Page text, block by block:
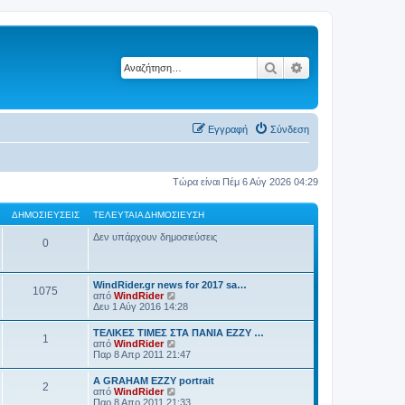
Αναζήτηση
Σύνδεση
Εγγραφή
Τώρα είναι Πέμ 6 Αύγ 2026 04:29
ΔΗΜΟΣΙΕΎΣΕΙΣ ΤΕΛΕΥΤΑΊΑ ΔΗΜΟΣΊΕΥΣΗ
0 Δεν υπάρχουν δημοσιεύσεις
1075
WindRider.gr news for 2017 sa…
από WindRider
ρ
β
ο
ή
τ
η
Δευ 1 Αύγ 2016 14:28
1
TEΛΙΚΕΣ ΤΙΜΕΣ ΣΤΑ ΠΑΝΙΑ EZZY …
από WindRider
ρ
ο
λ
Παρ 8 Απρ 2011 21:47
2
A GRAHAM EZZY portrait
από WindRider
ρ
Παρ 8 Απρ 2011 21:33